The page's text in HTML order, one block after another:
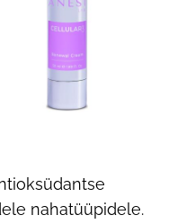
nahatüüpidele.